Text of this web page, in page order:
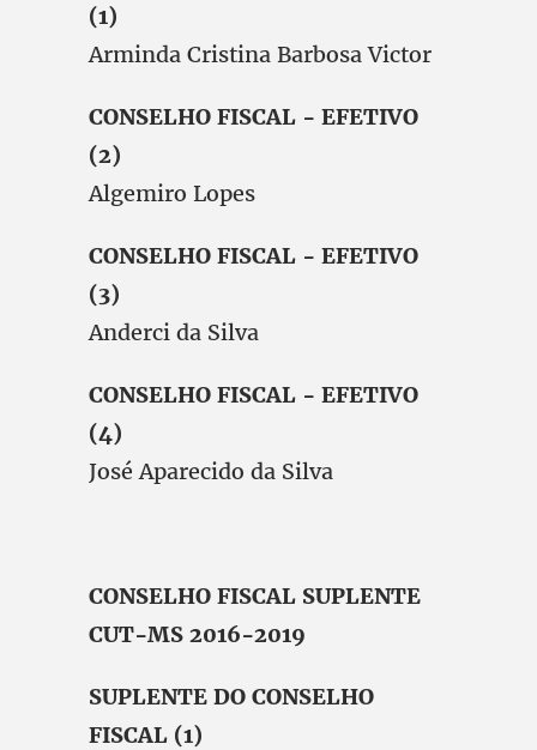
(1)
Arminda Cristina Barbosa Victor
CONSELHO FISCAL - EFETIVO
(2)
Algemiro Lopes
CONSELHO FISCAL - EFETIVO
(3)
Anderci da Silva
CONSELHO FISCAL - EFETIVO
(4)
José Aparecido da Silva
CONSELHO FISCAL SUPLENTE
CUT-MS 2016-2019
SUPLENTE DO CONSELHO
FISCAL (1)